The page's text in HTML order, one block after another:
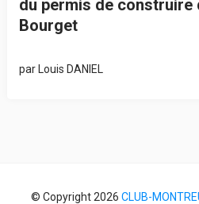
du permis de construire
Bourget
par Louis DANIEL
© Copyright 2026 CLUB-